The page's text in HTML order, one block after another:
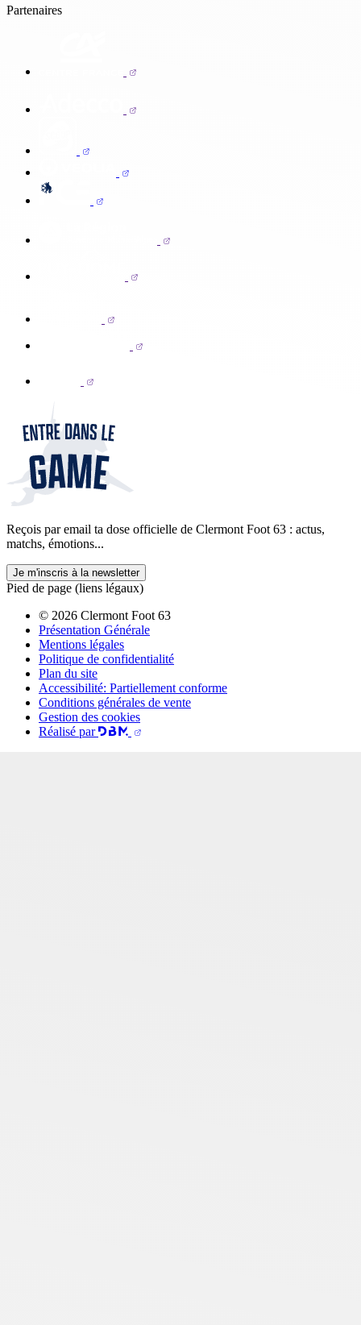
Partenaires
Reçois par email ta dose officielle de Clermont Foot 63 : actus,
matchs, émotions...
Je m'inscris à la newsletter
Pied de page (liens légaux)
© 2026 Clermont Foot 63
Présentation Générale
Mentions légales
Politique de confidentialité
Plan du site
Accessibilité: Partiellement conforme
Conditions générales de vente
Gestion des cookies
Réalisé par